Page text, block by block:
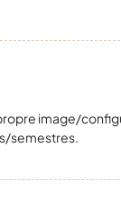
image/
semestres.